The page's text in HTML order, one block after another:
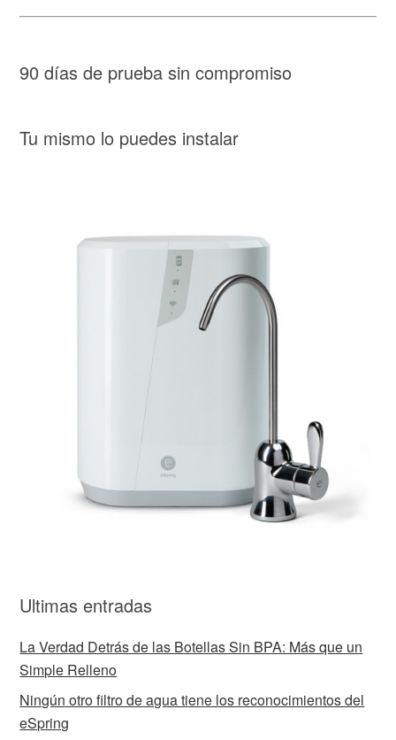
90 días de prueba sin compromiso
Tu mismo lo puedes instalar
Ultimas entradas
La Verdad Detrás de las Botellas Sin BPA: Más que un
Simple Relleno
Ningún otro filtro de agua tiene los reconocimientos del
eSpring